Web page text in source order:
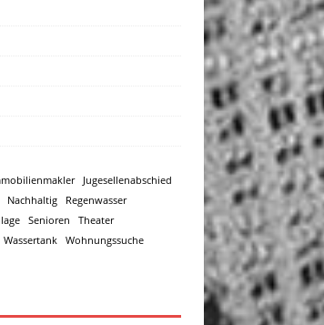
Jugesellenabschied
Nachhaltig
Regenwasser
Senioren
Theater
Wassertank
Wohnungssuche